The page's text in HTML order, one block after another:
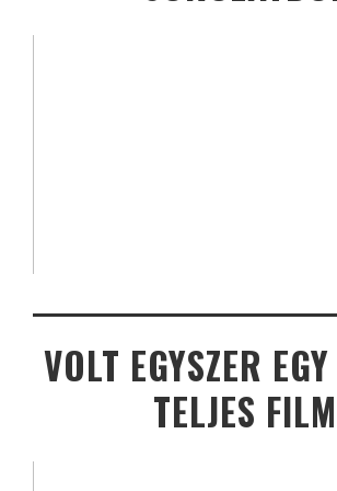
VOLT EGYSZER
TELJES FILM